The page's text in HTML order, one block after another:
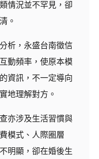
情況並不罕見，卻
。
析，永盛台南徵信
動頻率，使原本模
資訊，不一定導向
地理解對方。
亦涉及生活習慣與
模式、人際圈層
明顯，卻在婚後生